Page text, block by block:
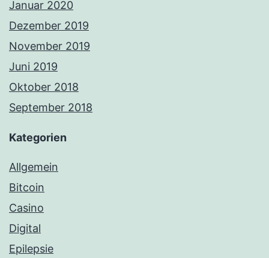
Januar 2020
Dezember 2019
November 2019
Juni 2019
Oktober 2018
September 2018
Kategorien
Allgemein
Bitcoin
Casino
Digital
Epilepsie